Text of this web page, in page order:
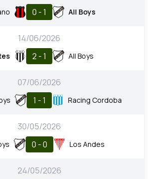
0 - 1 All Boys
14/06/2026
2 - 1 All Boys
07/06/2026
1 - 1 Racing Cordoba
30/05/2026
0 - 0 Los Andes
24/05/2026